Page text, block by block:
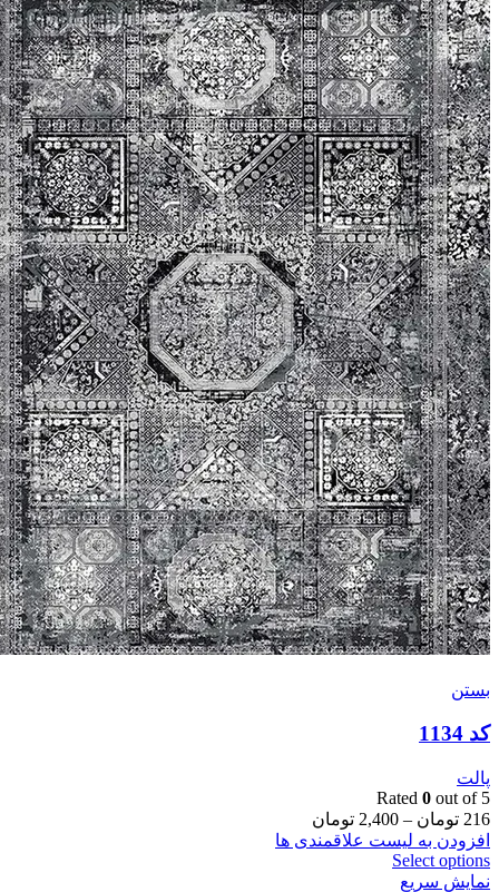
بستن
کد 1134
پالت
Rated 0 out of 5
216 تومان –
2,400 تومان
افزودن به لیست علاقمندی ها
Select options
نمایش سریع